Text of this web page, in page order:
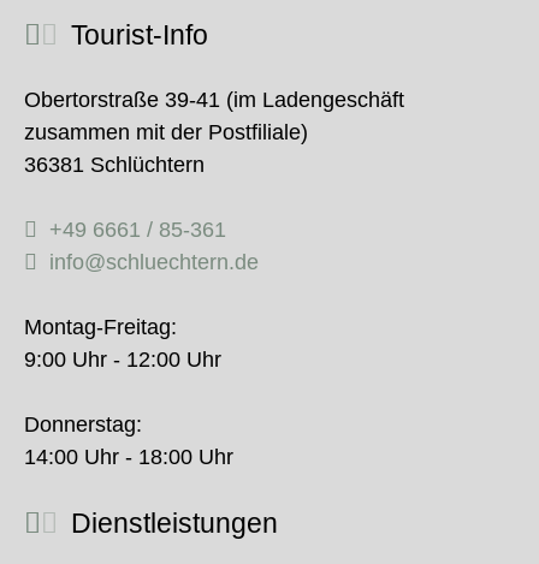
Tourist-Info
Obertorstraße 39-41 (im Ladengeschäft
zusammen mit der Postfiliale)
36381 Schlüchtern
+49 6661 / 85-361
info@schluechtern.de
Montag-Freitag:
9:00 Uhr - 12:00 Uhr
Donnerstag:
14:00 Uhr - 18:00 Uhr
Dienstleistungen